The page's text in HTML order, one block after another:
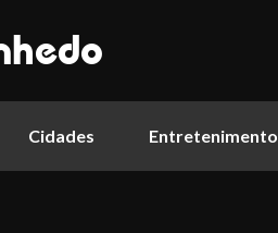
Cidades Entretenimento